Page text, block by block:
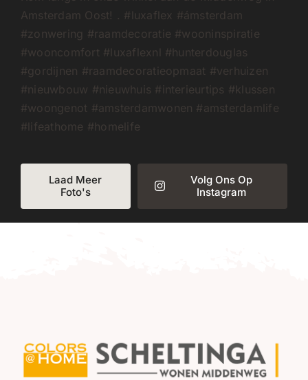
Laad Meer
Foto's
Volg Ons Op
Instagram